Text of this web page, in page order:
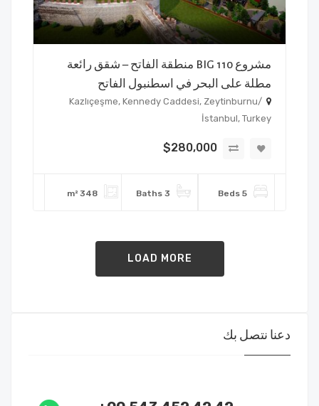
مشروع BIG 110 منطقة الفاتح – شقق رائعة
مطلة على البحر في اسطنبول الفاتح
Kazlıçeşme, Kennedy Caddesi, Zeytinburnu/
İstanbul, Turkey
$280,000
5 Beds
3 Baths
348 m²
LOAD MORE
دعنا نتصل بك